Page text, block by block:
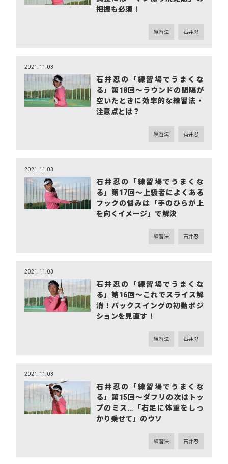
把握も必須！
練習法 石井忍
2021.11.03
石井忍の「練習場でうまくな
る」第18回～ラウンドの間隔が
空いたときに効率的な練習法・
注意点とは？
練習法 石井忍
2021.11.03
石井忍の「練習場でうまくな
る」第17回～上級者によくある
フックの悩みは「手のひらが上
を向くイメージ」で解決
練習法 石井忍
2021.11.03
石井忍の「練習場でうまくな
る」第16回～これでスライス解
消！バックスイングの初動ポジ
ションを見直す！
練習法 石井忍
2021.11.03
石井忍の「練習場でうまくな
る」第15回～ダフリの次はトッ
プのミス…「右足に体重をしっ
かり乗せて」のウソ
練習法 石井忍